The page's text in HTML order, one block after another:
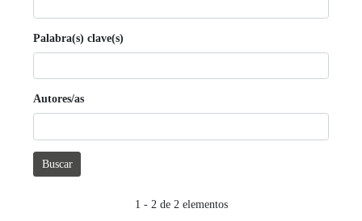
Palabra(s) clave(s)
Autores/as
Buscar
1 - 2 de 2 elementos